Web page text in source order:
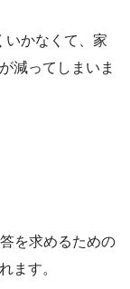
いかなくて、家
減ってしまいま
を求めるための
ます。